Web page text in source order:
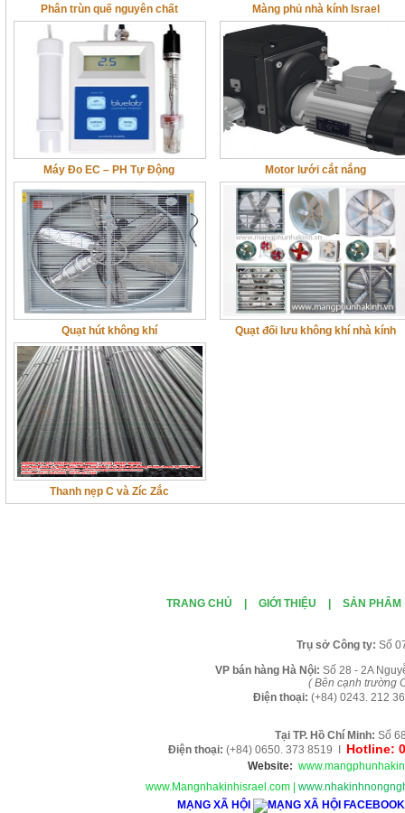
Phân trùn quế nguyên chất Màng phủ nhà kính Israel
Máy Đo EC – PH Tự Động Motor lưới cắt nắng
Quạt hút không khí Quạt đối lưu không khí nhà kính
Thanh nẹp C và Zíc Zắc
TRANG CHỦ GIỚI THIỆU SẢN PHẨM
Trụ sở Công ty: Số
VP bán hàng Hà Nội: Số 28 - 2A
( Bên cạnh trường
Điện thoại: (+84) 0243. 212
Tại TP. H ồ Chí Minh: Số
Điện thoại: (+84) 0650. 373 8519 I Hotline:
Website:
www.Mangnhakinhisrael.com
MẠNG XÃ HỘI